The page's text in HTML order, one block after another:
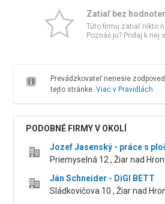
Zatiaľ bez
Túto firmu zatiaľ nikto
Poznáš ju? Pridaj k nej
Prevádzkovateľ nenesie
tejto stránke. Viac v Pravidlách
PODOBNÉ FIRMY V OKOLÍ
Jozef Jasenský - práce s
Priemyselná 12 , Žiar nad
Ján Schneider - DiGI BETT
Sládkovičova 10 , Žiar nad